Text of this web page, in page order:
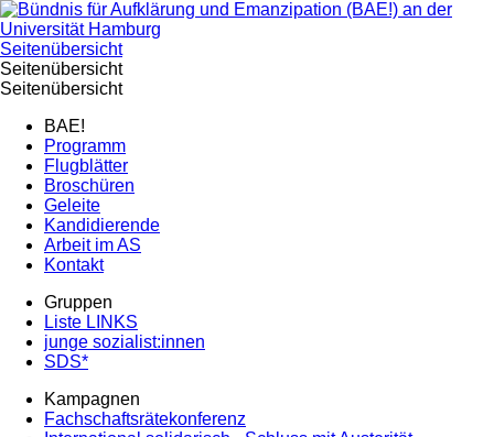
Seitenübersicht
Seitenübersicht
Seitenübersicht
BAE!
Programm
Flugblätter
Broschüren
Geleite
Kandidierende
Arbeit im AS
Kontakt
Gruppen
Liste LINKS
junge sozialist:innen
SDS*
Kampagnen
Fachschaftsrätekonferenz